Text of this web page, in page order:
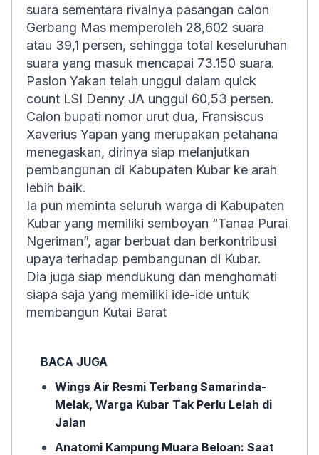
suara sementara rivalnya pasangan calon
Gerbang Mas memperoleh 28,602 suara
atau 39,1 persen, sehingga total keseluruhan
suara yang masuk mencapai 73.150 suara.
Paslon Yakan telah unggul dalam quick
count LSI Denny JA unggul 60,53 persen.
Calon bupati nomor urut dua, Fransiscus
Xaverius Yapan yang merupakan petahana
menegaskan, dirinya siap melanjutkan
pembangunan di Kabupaten Kubar ke arah
lebih baik.
Ia pun meminta seluruh warga di Kabupaten
Kubar yang memiliki semboyan “Tanaa Purai
Ngeriman”, agar berbuat dan berkontribusi
upaya terhadap pembangunan di Kubar.
Dia juga siap mendukung dan menghomati
siapa saja yang memiliki ide-ide untuk
membangun Kutai Barat
BACA JUGA
Wings Air Resmi Terbang Samarinda-
Melak, Warga Kubar Tak Perlu Lelah di
Jalan
Anatomi Kampung Muara Beloan: Saat